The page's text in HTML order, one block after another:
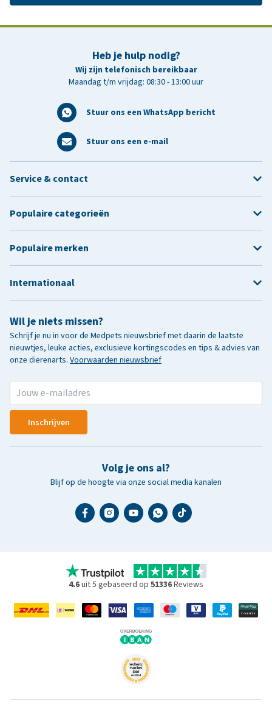
Heb je hulp nodig?
Wij zijn telefonisch bereikbaar
Maandag t/m vrijdag: 08:30 - 13:00 uur
Stuur ons een WhatsApp bericht
Stuur ons een e-mail
Wil je niets missen?
Schrijf je nu in voor de Medpets nieuwsbrief met daarin de laatste
nieuwtjes, leuke acties, exclusieve kortingscodes en tips & advies van
onze dierenarts. Voorwaarden nieuwsbrief
Inschrijven
Volg je ons al?
Blijf op de hoogte via onze social media kanalen
Service & contact
Populaire categorieën
Populaire merken
Internationaal
4.6uit 5 gebaseerd op 51336Reviews